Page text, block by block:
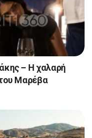
– Η χαλαρή
Μαρέβα